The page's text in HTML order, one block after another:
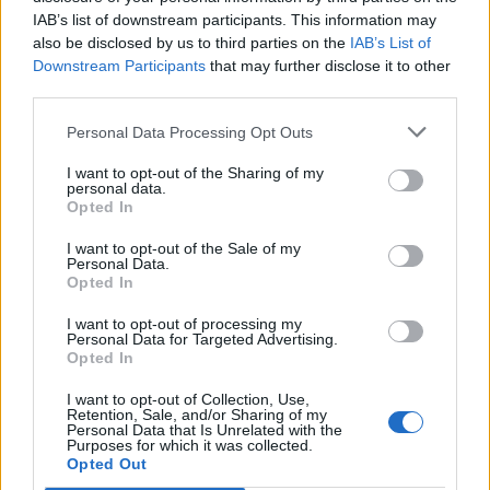
IAB’s list of downstream participants. This information may
also be disclosed by us to third parties on the IAB’s List of
Downstream Participants that may further disclose it to other
Personal Data Processing Opt Outs
I want to opt-out of the Sharing of my
personal data.
Opted In
I want to opt-out of the Sale of my
Personal Data.
Opted In
I want to opt-out of processing my
Personal Data for Targeted Advertising.
Opted In
I want to opt-out of Collection, Use,
Retention, Sale, and/or Sharing of my
Personal Data that Is Unrelated with the
Purposes for which it was collected.
Opted Out
Μνήμες προσφυγιάς και μήνυμα
ειρήνης στο Πολύκεντρο
Πλωμαρίου
Κατάμεστη η αίθουσα στην
προβολή της ταινίας «Διωγμένοι
και οι Τούρκοι χωρίστηκαν»,
παρουσία του σκηνοθέτη Osman
Okkan
ΔΡΑΣΕΙΣ
μέχρι τη Μυτιλήνη
Ο 44χρονος Steven Fack διασχίζει
την Ευρώπη σε μια προσωπική
προορισμό την ιδιαίτερη πατρίδα
της συντρόφου του
ΡΕΠΟΡΤΑΖ ΕΚΠΑΙΔΕΥΣΗ
Η επόμενη μέρα στα σχολεία της
Μυτιλήνης μετά την κατάργηση
των σχολικών επιτροπών